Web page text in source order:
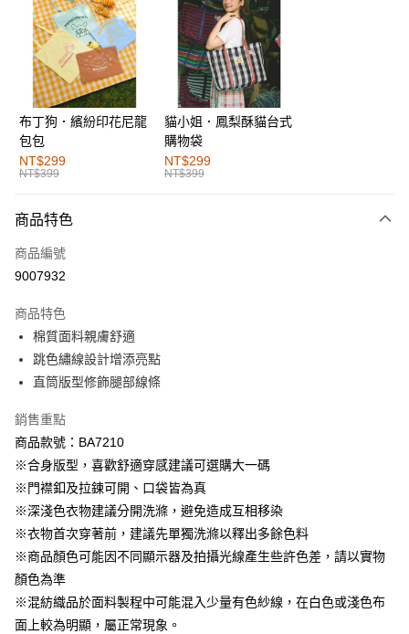
超商取貨付款
LINE Pay
街口支付
運送方式
全家取貨付款
每筆NT$60，滿NT$1,000(含以上)免運費
付款後全家取貨
萊爾富取貨付款
付款後萊爾富取貨
每筆NT$60，滿NT$1,000(含以上)免運費
7-11取貨付款
每筆NT$60，滿NT$1,000(含以上)免運費
付款後7-11取貨
每筆NT$60，滿NT$1,000(含以上)免運費
宅配
每筆NT$120，滿NT$1,000(含以上)免運費
付款後門市自取
每筆NT$60，滿NT$1,000(含以上)免運費
海外配送-港/澳/新/馬/泰國專屬
布丁狗．繽紛印花尼龍
包包
NT$299
NT$399
貓小姐．鳳梨酥貓台式
購物袋
NT$299
NT$399
商品特色
商品編號
9007932
商品特色
棉質面料親膚舒適
跳色繡線設計增添亮點
直筒版型修飾腿部線條
銷售重點
商品款號：BA7210
※合身版型，喜歡舒適穿感建議可選購大一碼
※門襟釦及拉鍊可開、口袋皆為真
※深淺色衣物建議分開洗滌，避免造成互相移染
※衣物首次穿著前，建議先單獨洗滌以釋出多餘色料
※商品顏色可能因不同顯示器及拍攝光線產生些許色差，請以實物
顏色為準
※混紡織品於面料製程中可能混入少量有色紗線，在白色或淺色布
面上較為明顯，屬正常現象。